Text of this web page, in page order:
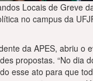
Locais de Greve
no campus da
da APES, abriu o
propostas. “No dia
esse ato para que